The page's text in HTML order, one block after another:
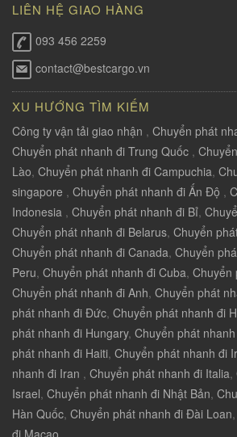
LIÊN HỆ GIAO HÀNG
093 456 2259
contact@bestcargo.vn
XU HƯỚNG TÌM KIẾM
Công ty vận tải giao nhận , Chuyển phát
Chuyển phát nhanh đi Trung Quốc ,
Lào, Chuyển phát nhanh đi Campuchia,
singapore , Chuyển phát nhanh đi Ấn Độ ,
Indonesia , Chuyển phát nhanh đi Bỉ,
Chuyển phát nhanh đi Belarus, Chuyển
Chuyển phát nhanh đi Canada, Chuyển
Peru, Chuyển phát nhanh đi Cuba, Chuyển
Chuyển phát nhanh đi Anh, Chuyển phát
phát nhanh đi Đức, Chuyển phát nhanh đi
phát nhanh đi Hungary, Chuyển phát
phát nhanh đi Haiti, Chuyển phát nhanh đi
nhanh đi Iran , Chuyển phát nhanh đi Italia,
Israel, Chuyển phát nhanh đi Nhật Bản,
Hàn Quốc, Chuyển phát nhanh đi Đài Loan,